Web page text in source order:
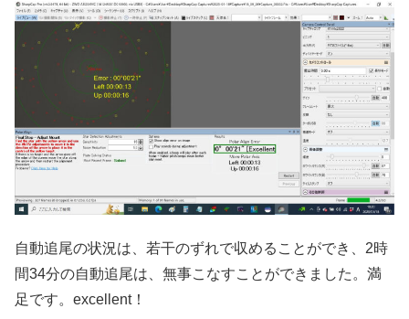
自動追尾の状況は、若干のずれで収めることができ、2時
間34分の自動追尾は、無事こなすことができました。満
足です。excellent！